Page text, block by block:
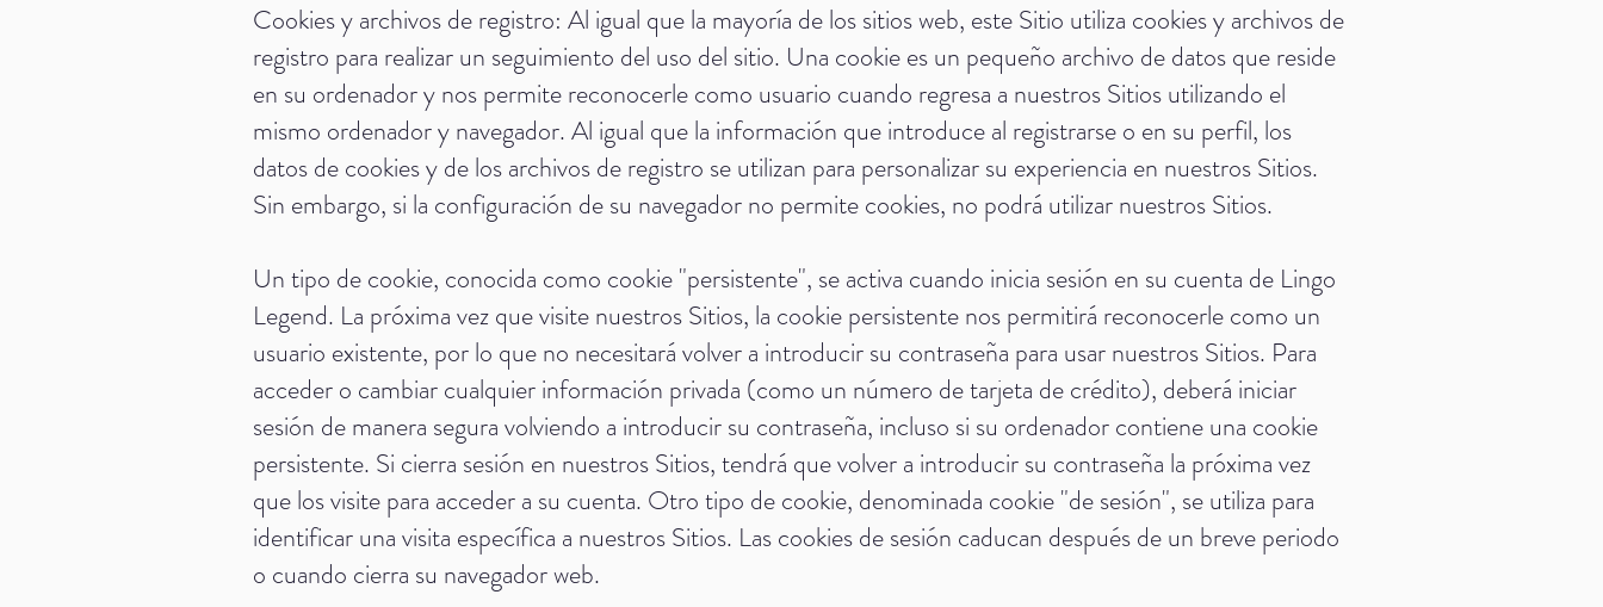
Cookies y archivos de registro: Al igual que la mayoría de los sitios web, este Sitio utiliza cookies y archivos de
registro para realizar un seguimiento del uso del sitio. Una cookie es un pequeño archivo de datos que reside
en su ordenador y nos permite reconocerle como usuario cuando regresa a nuestros Sitios utilizando el
mismo ordenador y navegador. Al igual que la información que introduce al registrarse o en su perfil, los
datos de cookies y de los archivos de registro se utilizan para personalizar su experiencia en nuestros Sitios.
Sin embargo, si la configuración de su navegador no permite cookies, no podrá utilizar nuestros Sitios.
Un tipo de cookie, conocida como cookie "persistente", se activa cuando inicia sesión en su cuenta de Lingo
Legend. La próxima vez que visite nuestros Sitios, la cookie persistente nos permitirá reconocerle como un
usuario existente, por lo que no necesitará volver a introducir su contraseña para usar nuestros Sitios. Para
acceder o cambiar cualquier información privada (como un número de tarjeta de crédito), deberá iniciar
sesión de manera segura volviendo a introducir su contraseña, incluso si su ordenador contiene una cookie
persistente. Si cierra sesión en nuestros Sitios, tendrá que volver a introducir su contraseña la próxima vez
que los visite para acceder a su cuenta. Otro tipo de cookie, denominada cookie "de sesión", se utiliza para
identificar una visita específica a nuestros Sitios. Las cookies de sesión caducan después de un breve periodo
o cuando cierra su navegador web.